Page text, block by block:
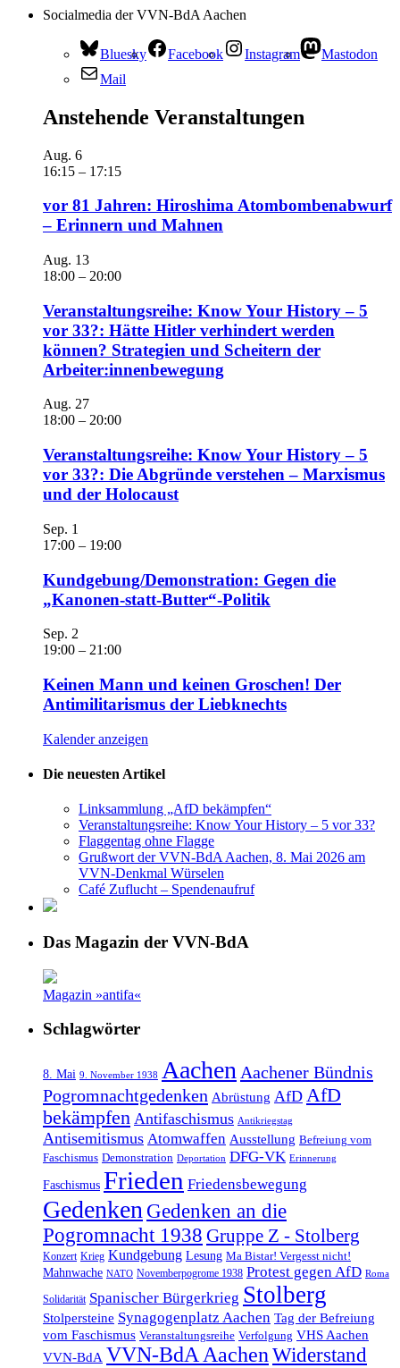
Socialmedia der VVN-BdA Aachen
Bluesky Facebook Instagram
Mastodon
Mail
Anstehende Veranstaltungen
Aug. 6
16:15 – 17:15
vor 81 Jahren: Hiroshima Atombombenabwurf
– Erinnern und Mahnen
Aug. 13
18:00 – 20:00
Veranstaltungsreihe: Know Your History – 5
vor 33?: Hätte Hitler verhindert werden
können? Strategien und Scheitern der
Arbeiter:innenbewegung
Aug. 27
18:00 – 20:00
Veranstaltungsreihe: Know Your History – 5
vor 33?: Die Abgründe verstehen – Marxismus
und der Holocaust
Sep. 1
17:00 – 19:00
Kundgebung/Demonstration: Gegen die
„Kanonen-statt-Butter“-Politik
Sep. 2
19:00 – 21:00
Keinen Mann und keinen Groschen! Der
Antimilitarismus der Liebknechts
Kalender anzeigen
Die neuesten Artikel
Linksammlung „AfD bekämpfen“
Veranstaltungsreihe: Know Your History – 5 vor 33?
Flaggentag ohne Flagge
Grußwort der VVN-BdA Aachen, 8. Mai 2026 am
VVN-Denkmal Würselen
Café Zuflucht – Spendenaufruf
Das Magazin der VVN-BdA
Magazin »antifa«
Schlagwörter
8. Mai 9. November 1938 Aachen Aachener Bündnis
Pogromnachtgedenken Abrüstung AfD AfD
bekämpfen Antifaschismus Antikriegstag
Antisemitismus Atomwaffen Ausstellung Befreiung vom
Faschismus Demonstration Deportation DFG-VK Erinnerung
Faschismus Frieden Friedensbewegung
Gedenken Gedenken an die
Pogromnacht 1938 Gruppe Z - Stolberg
Konzert Krieg Kundgebung Lesung Ma Bistar! Vergesst nicht!
Mahnwache NATO Novemberpogrome 1938 Protest gegen AfD Roma
Solidarität Spanischer Bürgerkrieg Stolberg
Stolpersteine Synagogenplatz Aachen Tag der Befreiung
vom Faschismus Veranstaltungsreihe Verfolgung VHS Aachen
VVN-BdA VVN-BdA AachenWiderstand